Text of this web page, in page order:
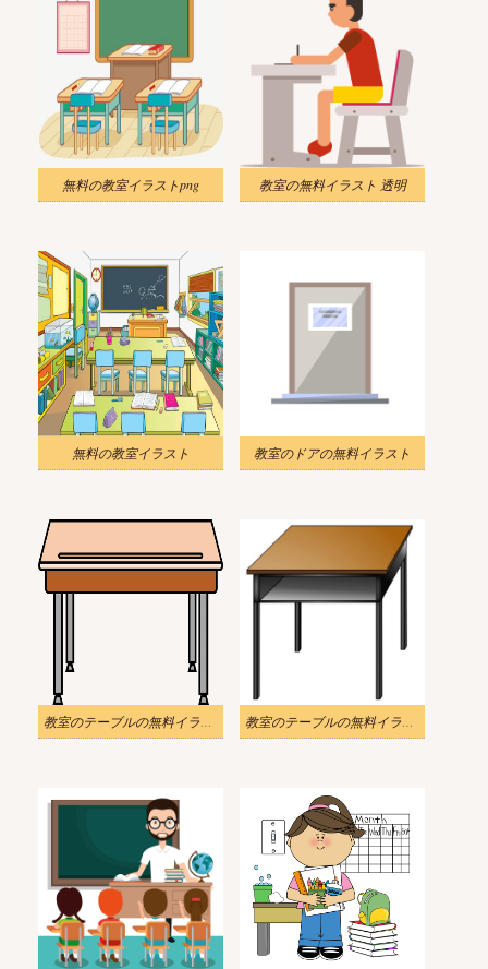
無料の教室イラストpng 教室の無料イラスト 透明
無料の教室イラスト 教室のドアの無料イラスト
教室のテーブルの無料イラスト 透明 教室のテーブルの無料イラスト